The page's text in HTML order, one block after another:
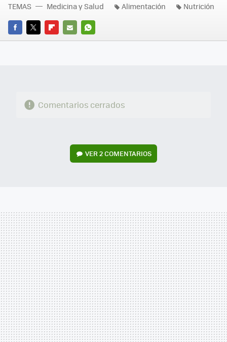
FACEBOOK
TWITTERFLIPBOARD
E-
WHATSAPP
TEMAS Medicina y Salud Alimentación Nutrición
Comentarios cerrados
VER2 COMENTARIOS